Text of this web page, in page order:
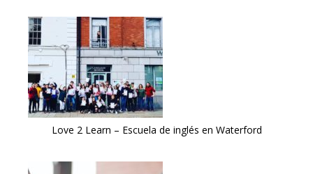
Love 2 Learn – Escuela de inglés en Waterford